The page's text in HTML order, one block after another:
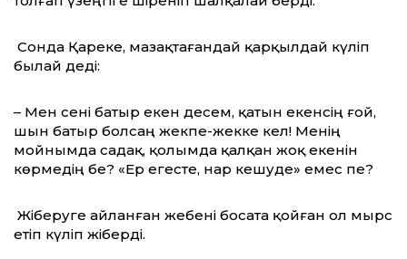
Сонда Қареке, мазақтағандай қарқылдай күліп
былай деді:
– Мен сені батыр екен десем, қатын екенсің ғой,
шын батыр болсаң жекпе-жекке кел! Менің
мойнымда садақ, қолымда қалқан жоқ екенін
көрмедің бе? «Ер егесте, нар кешуде» емес пе?
Жіберуге айланған жебені босата қойған ол мырс
етіп күліп жіберді.